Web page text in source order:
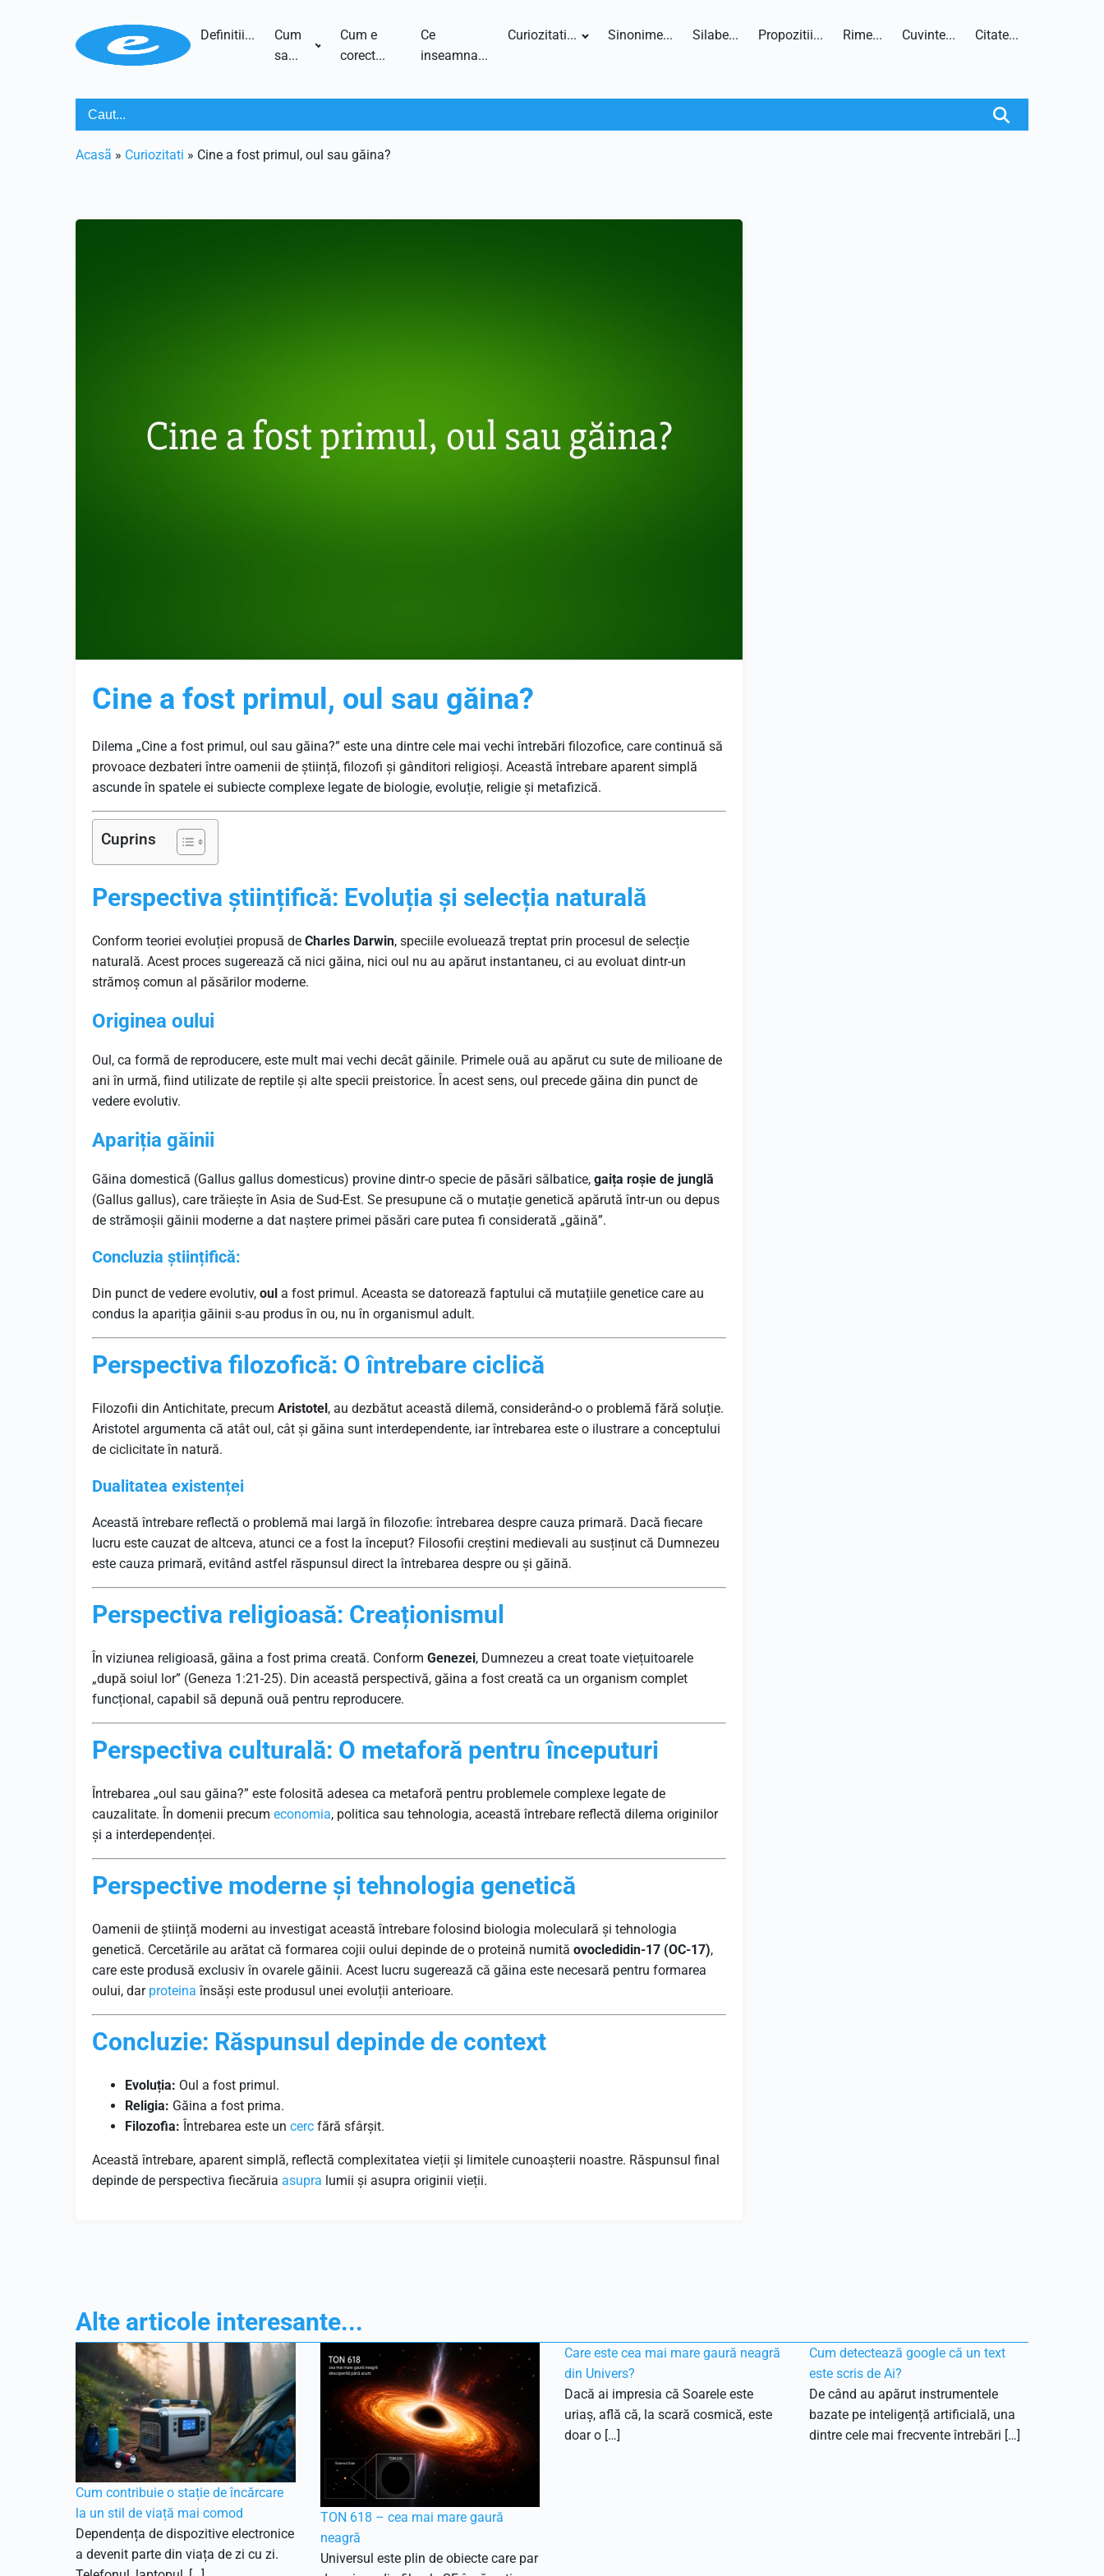
Definitii...
Cum
sa...
Cum e
corect...
Ce
inseamna...
Curiozitati... Sinonime... Silabe... Propozitii... Rime... Cuvinte... Citate...
Acasã » Curiozitati » Cine a fost primul, oul sau găina?
Cine a fost primul, oul sau găina?
Dilema „Cine a fost primul, oul sau găina?” este una dintre cele mai vechi întrebări filozofice, care continuă să
provoace dezbateri între oamenii de știință, filozofi și gânditori religioși. Această întrebare aparent simplă
ascunde în spatele ei subiecte complexe legate de biologie, evoluție, religie și metafizică.
Cuprins
Perspectiva științifică: Evoluția și selecția naturală
Conform teoriei evoluției propusă de Charles Darwin, speciile evoluează treptat prin procesul de selecție
naturală. Acest proces sugerează că nici găina, nici oul nu au apărut instantaneu, ci au evoluat dintr-un
strămoș comun al păsărilor moderne.
Originea oului
Oul, ca formă de reproducere, este mult mai vechi decât găinile. Primele ouă au apărut cu sute de milioane de
ani în urmă, fiind utilizate de reptile și alte specii preistorice. În acest sens, oul precede găina din punct de
vedere evolutiv.
Apariția găinii
Găina domestică (Gallus gallus domesticus) provine dintr-o specie de păsări sălbatice, gaița roșie de junglă
(Gallus gallus), care trăiește în Asia de Sud-Est. Se presupune că o mutație genetică apărută într-un ou depus
de strămoșii găinii moderne a dat naștere primei păsări care putea fi considerată „găină”.
Concluzia științifică:
Din punct de vedere evolutiv, oul a fost primul. Aceasta se datorează faptului că mutațiile genetice care au
condus la apariția găinii s-au produs în ou, nu în organismul adult.
Perspectiva filozofică: O întrebare ciclică
Filozofii din Antichitate, precum Aristotel, au dezbătut această dilemă, considerând-o o problemă fără soluție.
Aristotel argumenta că atât oul, cât și găina sunt interdependente, iar întrebarea este o ilustrare a conceptului
de ciclicitate în natură.
Dualitatea existenței
Această întrebare reflectă o problemă mai largă în filozofie: întrebarea despre cauza primară. Dacă fiecare
lucru este cauzat de altceva, atunci ce a fost la început? Filosofii creștini medievali au susținut că Dumnezeu
este cauza primară, evitând astfel răspunsul direct la întrebarea despre ou și găină.
Perspectiva religioasă: Creaționismul
În viziunea religioasă, găina a fost prima creată. Conform Genezei, Dumnezeu a creat toate viețuitoarele
„după soiul lor” (Geneza 1:21-25). Din această perspectivă, găina a fost creată ca un organism complet
funcțional, capabil să depună ouă pentru reproducere.
Perspectiva culturală: O metaforă pentru începuturi
Întrebarea „oul sau găina?” este folosită adesea ca metaforă pentru problemele complexe legate de
cauzalitate. În domenii precum economia, politica sau tehnologia, această întrebare reflectă dilema originilor
și a interdependenței.
Perspective moderne și tehnologia genetică
Oamenii de știință moderni au investigat această întrebare folosind biologia moleculară și tehnologia
genetică. Cercetările au arătat că formarea cojii oului depinde de o proteină numită ovocledidin-17 (OC-17),
care este produsă exclusiv în ovarele găinii. Acest lucru sugerează că găina este necesară pentru formarea
oului, dar proteina însăși este produsul unei evoluții anterioare.
Concluzie: Răspunsul depinde de context
Evoluția: Oul a fost primul.
Religia: Găina a fost prima.
Filozofia: Întrebarea este un cerc fără sfârșit.
Această întrebare, aparent simplă, reflectă complexitatea vieții și limitele cunoașterii noastre. Răspunsul final
depinde de perspectiva fiecăruia asupra lumii și asupra originii vieții.
Alte articole interesante...
Cum contribuie o stație de încărcare
la un stil de viață mai comod
Dependența de dispozitive electronice
a devenit parte din viața de zi cu zi.
TON 618 – cea mai mare gaură
neagră
Universul este plin de obiecte care par
Care este cea mai mare gaură neagră
din Univers?
Dacă ai impresia că Soarele este
uriaș, află că, la scară cosmică, este
doar o […]
Cum detectează google că un text
este scris de Ai?
De când au apărut instrumentele
bazate pe inteligență artificială, una
dintre cele mai frecvente întrebări […]